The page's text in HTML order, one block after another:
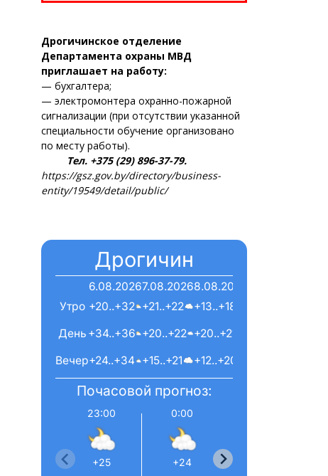
Дрогичинское отделение
Департамента охраны МВД
приглашает на работу:
— бухгалтера;
— электромонтера охранно-пожарной
сигнализации (при отсутствии указанной
специальности обучение организовано
по месту работы).
Тел. +375 (29) 896-37-79.
https://gsz.gov.by/directory/business-
entity/19549/detail/public/
Дрогичин
6.08.2026
+20..+32
+34..+36
+24..+34
7.08.2026
+21..+22
+20..+22
+15..+21
8.08.2026
+13..+18
+20..+21
+12..+20
Вечер
День
Утро
Почасовой прогноз:
23:00
+25
0:00
+24
+23